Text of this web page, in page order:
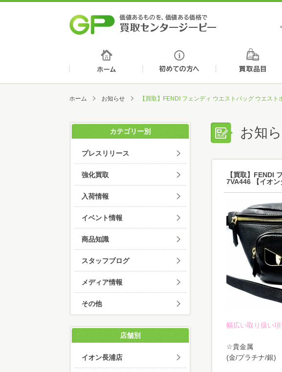
価値あ
初めての方へ
ホーム お知らせ 【買取】FENDI フェンディ ウエストバッグ ウエス
お知
【買取】FENDI
7VA446 【イオン
幅広い取り扱い
☆貴金属
(金/プラチナ/銀)
カテゴリー別
プレスリリース
強化買取
入荷情報
イベント情報
商品知識
スタッフブログ
メディア情報
その他
店舗別
イオン長浦店